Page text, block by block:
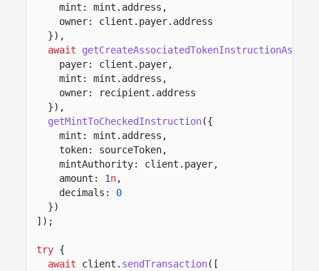
mint: mint.address,
owner: client.payer.address
}),
await
getCreateAssociatedTokenInstructionAsync
payer: client.payer,
mint: mint.address,
owner: recipient.address
}),
getMintToCheckedInstruction({
mint: mint.address,
token: sourceToken,
mintAuthority: client.payer,
amount:
1n,
decimals:
0
})
]);
try {
await
client. sendTransaction([